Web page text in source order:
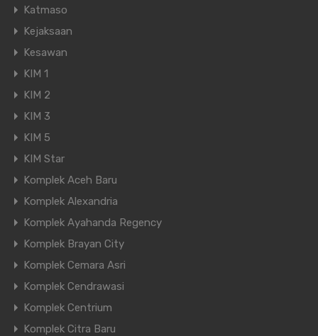
Katmaso
Kejaksaan
Kesawan
KIM 1
KIM 2
KIM 3
KIM 5
KIM Star
Komplek Aceh Baru
Komplek Alexandria
Komplek Ayahanda Regency
Komplek Brayan City
Komplek Cemara Asri
Komplek Cendrawasi
Komplek Centrium
Komplek Citra Baru